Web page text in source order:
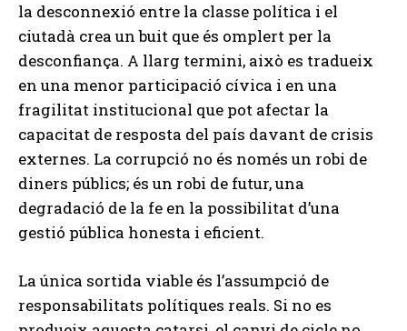
la desconnexió entre la classe política i el
ciutadà crea un buit que és omplert per la
desconfiança. A llarg termini, això es tradueix
en una menor participació cívica i en una
fragilitat institucional que pot afectar la
capacitat de resposta del país davant de crisis
externes. La corrupció no és només un robi de
diners públics; és un robi de futur, una
degradació de la fe en la possibilitat d’una
gestió pública honesta i eficient.
La única sortida viable és l’assumpció de
responsabilitats polítiques reals. Si no es